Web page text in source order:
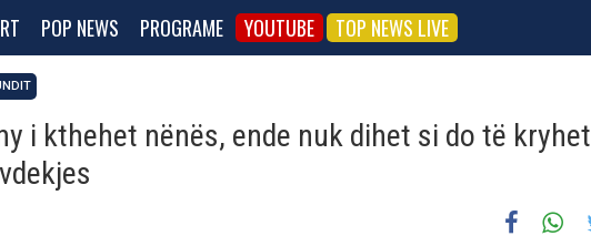
POP NEWS PROGRAME YOUTUBE TOP NEWS LIVE
i kthehet nënës, ende nuk dihet si do të kryhet